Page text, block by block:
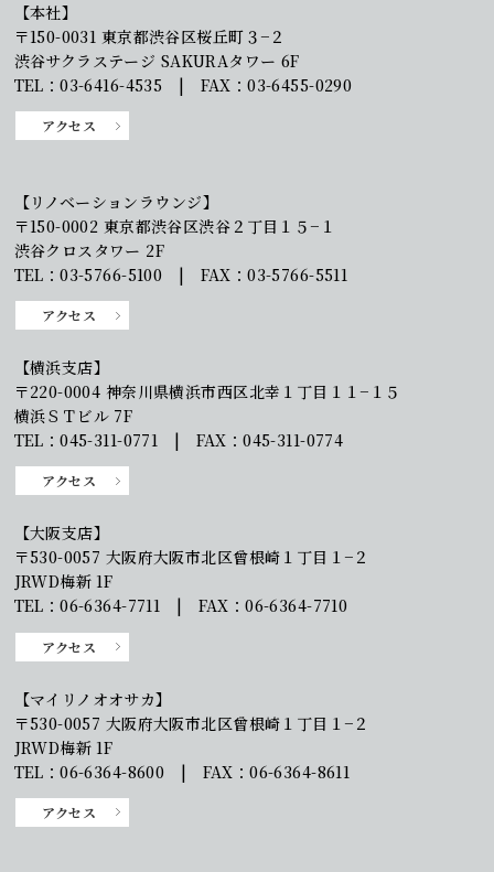
【本社】
〒150-0031 東京都渋谷区桜丘町３−２
渋谷サクラステージ SAKURAタワー 6F
TEL：03-6416-4535 | FAX：03-6455-0290
アクセス
【リノベーションラウンジ】
〒150-0002 東京都渋谷区渋谷２丁目１５−１
渋谷クロスタワー 2F
TEL：03-5766-5100 | FAX：03-5766-5511
アクセス
【横浜支店】
〒220-0004 神奈川県横浜市西区北幸１丁目１１−１５
横浜ＳＴビル 7F
TEL：045-311-0771 | FAX：045-311-0774
アクセス
【大阪支店】
〒530-0057 大阪府大阪市北区曾根崎１丁目１−２
JRWD梅新 1F
TEL：06-6364-7711 | FAX：06-6364-7710
アクセス
【マイリノオオサカ】
〒530-0057 大阪府大阪市北区曾根崎１丁目１−２
JRWD梅新 1F
TEL：06-6364-8600 | FAX：06-6364-8611
アクセス